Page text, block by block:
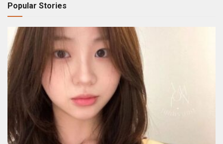
Popular Stories